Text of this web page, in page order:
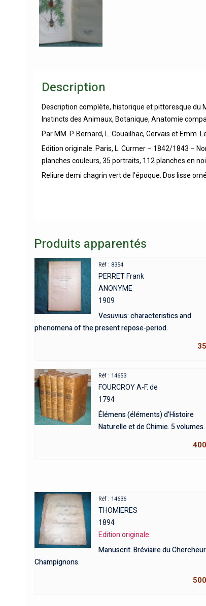
Description
Description complète, historique et pittoresque du
Instincts des Animaux, Botanique, Anatomie
Par MM. P. Bernard, L. Couailhac, Gervais et
Edition originale. Paris, L. Curmer – 1842/1843 –
planches couleurs, 35 portraits, 112 planches en
Reliure demi chagrin vert de l’époque. Dos lisse
Produits apparentés
Réf : 8354
PERRET Frank
ANONYME
1909
Vesuvius: characteristics and
phenomena of the present repose-period.
Réf : 14653
FOURCROY A-F. de
1794
Élémens (éléments) d’Histoire
Naturelle et de Chimie. 5 volumes.
Réf : 14636
THOMIERES
1894
Edition originale
Manuscrit. Bréviaire du
Champignons.